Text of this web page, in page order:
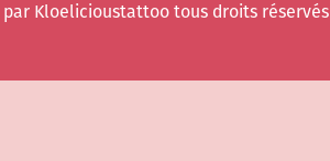
Kloelicioustattoo tous droits réservés